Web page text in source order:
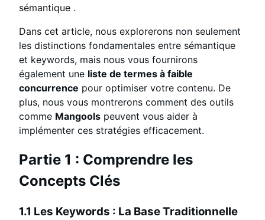
sémantique .
Dans cet article, nous explorerons non seulement
les distinctions fondamentales entre sémantique
et keywords, mais nous vous fournirons
également une liste de termes à faible
concurrence pour optimiser votre contenu. De
plus, nous vous montrerons comment des outils
comme Mangools peuvent vous aider à
implémenter ces stratégies efficacement.
Partie 1 : Comprendre les
Concepts Clés
1.1 Les Keywords : La Base Traditionnelle